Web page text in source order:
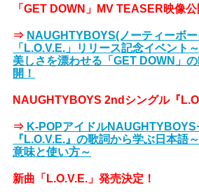
「GET DOWN」MV TEASER映像公
⇒ NAUGHTYBOYS(ノーティーボ
「L.O.V.E.」リリース記念イベント
美しさを漂わせる「GET DOWN」
開！
NAUGHTYBOYS 2ndシングル『
⇒ K-POPアイドル
『L.O.V.E.』の歌詞から学ぶ日本語
意味と使い方～
新曲「L.O.V.E.」発売決定！